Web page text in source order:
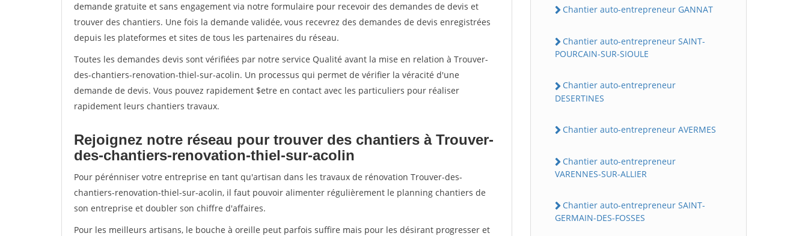
demande gratuite et sans engagement via notre formulaire pour recevoir des demandes de devis et
trouver des chantiers. Une fois la demande validée, vous recevrez des demandes de devis enregistrées
depuis les plateformes et sites de tous les partenaires du réseau.
Toutes les demandes devis sont vérifiées par notre service Qualité avant la mise en relation à Trouver-
des-chantiers-renovation-thiel-sur-acolin. Un processus qui permet de vérifier la véracité d'une
demande de devis. Vous pouvez rapidement $etre en contact avec les particuliers pour réaliser
rapidement leurs chantiers travaux.
Rejoignez notre réseau pour trouver des chantiers à Trouver-
des-chantiers-renovation-thiel-sur-acolin
Pour pérénniser votre entreprise en tant qu'artisan dans les travaux de rénovation Trouver-des-
chantiers-renovation-thiel-sur-acolin, il faut pouvoir alimenter régulièrement le planning chantiers de
son entreprise et doubler son chiffre d'affaires.
Pour les meilleurs artisans, le bouche à oreille peut parfois suffire mais pour les désirant progresser et
Chantier auto-entrepreneur GANNAT
Chantier auto-entrepreneur SAINT-
POURCAIN-SUR-SIOULE
Chantier auto-entrepreneur
DESERTINES
Chantier auto-entrepreneur AVERMES
Chantier auto-entrepreneur
VARENNES-SUR-ALLIER
Chantier auto-entrepreneur SAINT-
GERMAIN-DES-FOSSES